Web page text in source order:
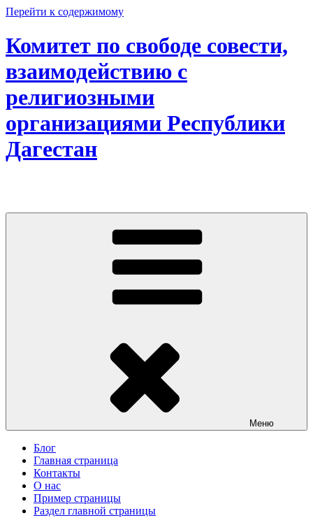
Перейти к содержимому
Комитет по свободе совести,
взаимодействию с
религиозными
организациями Республики
Дагестан
Меню
Блог
Главная страница
Контакты
О нас
Пример страницы
Раздел главной страницы